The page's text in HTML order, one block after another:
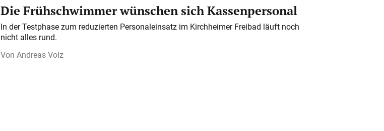
Die Frühschwimmer wünschen sich Kassenpersonal
In der Testphase zum reduzierten Personaleinsatz im Kirchheimer Freibad läuft noch
nicht alles rund.
Andreas Volz